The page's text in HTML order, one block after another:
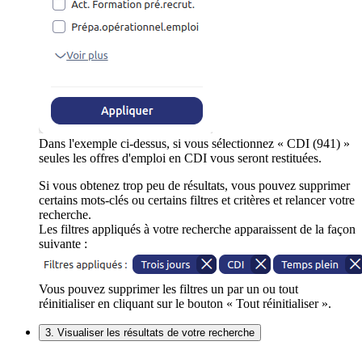
Dans l'exemple ci-dessus, si vous sélectionnez « CDI (941) »
seules les offres d'emploi en CDI vous seront restituées.
Si vous obtenez trop peu de résultats, vous pouvez supprimer
certains mots-clés ou certains filtres et critères et relancer votre
recherche.
Les filtres appliqués à votre recherche apparaissent de la façon
suivante :
Vous pouvez supprimer les filtres un par un ou tout
réinitialiser en cliquant sur le bouton « Tout réinitialiser ».
3. Visualiser les résultats de votre recherche